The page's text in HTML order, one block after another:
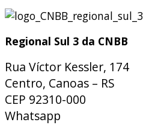
Regional Sul 3 da CNBB
Rua Víctor Kessler, 174
Centro, Canoas – RS
CEP 92310-000
Whatsapp